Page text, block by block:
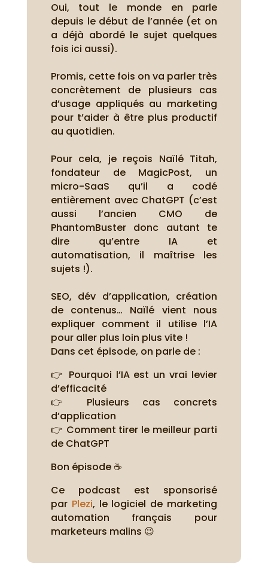
Oui, tout le monde en parle
depuis le début de l’année (et on
a déjà abordé le sujet quelques
fois ici aussi).
Promis, cette fois on va parler très
concrètement de plusieurs cas
d’usage appliqués au marketing
pour t’aider à être plus productif
au quotidien.
Pour cela, je reçois Naïlé Titah,
fondateur de MagicPost, un
micro-SaaS qu’il a codé
entièrement avec ChatGPT (c’est
aussi l’ancien CMO de
PhantomBuster donc autant te
dire qu’entre IA et
automatisation, il maîtrise les
sujets !).
SEO, dév d’application, création
de contenus… Naïlé vient nous
expliquer comment il utilise l’IA
pour aller plus loin plus vite !
Dans cet épisode, on parle de :
👉 Pourquoi l’IA est un vrai levier
d’efficacité
👉 Plusieurs cas concrets
d’application
👉 Comment tirer le meilleur parti
de ChatGPT
Bon épisode ☕
Ce podcast est sponsorisé
par Plezi, le logiciel de marketing
automation français pour
marketeurs malins 😉